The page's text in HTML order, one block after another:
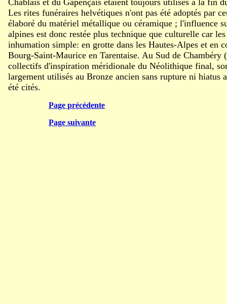
Chablais et du Gapençais étaient toujours utilisés à la fin
Les rites funéraires helvétiques n'ont pas été adoptés par
élaboré du matériel métallique ou céramique ; l'influence
alpines est donc restée plus technique que culturelle car
inhumation simple: en grotte dans les Hautes-Alpes et en
Bourg-Saint-Maurice en Tarentaise. Au Sud de Chambéry (
collectifs d'inspiration méridionale du Néolithique final,
largement utilisés au Bronze ancien sans rupture ni hiatus
été cités.
Page précédente
Page suivante